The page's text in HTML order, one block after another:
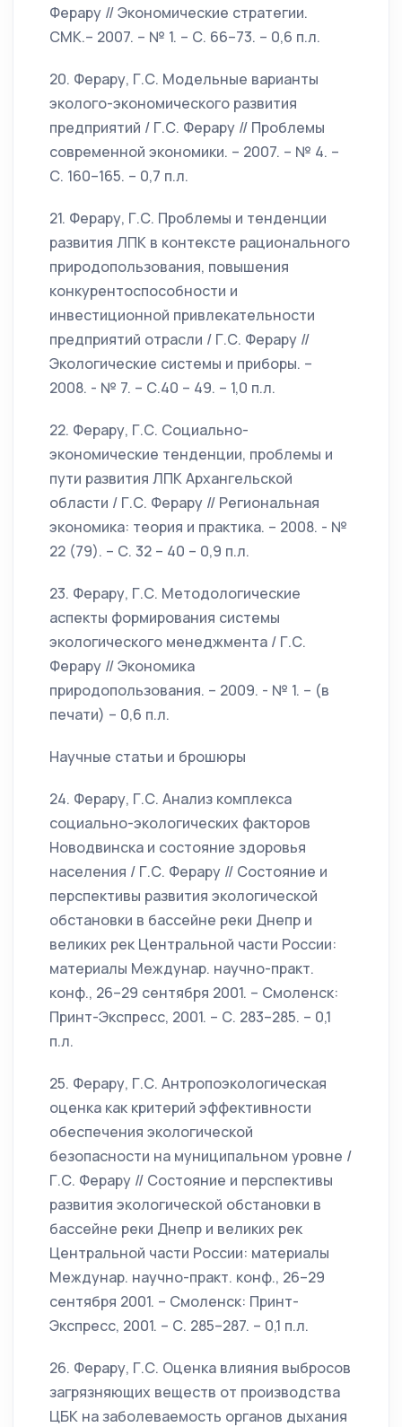
Ферару // Экономические стратегии.
СМК.– 2007. – № 1. – С. 66–73. – 0,6 п.л.
20. Ферару, Г.С. Модельные варианты
эколого-экономического развития
предприятий / Г.С. Ферару // Проблемы
современной экономики. – 2007. – № 4. –
С. 160–165. – 0,7 п.л.
21. Ферару, Г.С. Проблемы и тенденции
развития ЛПК в контексте рационального
природопользования, повышения
конкурентоспособности и
инвестиционной привлекательности
предприятий отрасли / Г.С. Ферару //
Экологические системы и приборы. –
2008. - № 7. – С.40 – 49. – 1,0 п.л.
22. Ферару, Г.С. Социально-
экономические тенденции, проблемы и
пути развития ЛПК Архангельской
области / Г.С. Ферару // Региональная
экономика: теория и практика. – 2008. - №
22 (79). – С. 32 – 40 – 0,9 п.л.
23. Ферару, Г.С. Методологические
аспекты формирования системы
экологического менеджмента / Г.С.
Ферару // Экономика
природопользования. – 2009. - № 1. – (в
печати) – 0,6 п.л.
Научные статьи и брошюры
24. Ферару, Г.С. Анализ комплекса
социально-экологических факторов
Новодвинска и состояние здоровья
населения / Г.С. Ферару // Состояние и
перспективы развития экологической
обстановки в бассейне реки Днепр и
великих рек Центральной части России:
материалы Междунар. научно-практ.
конф., 26–29 сентября 2001. – Смоленск:
Принт-Экспресс, 2001. – С. 283–285. – 0,1
п.л.
25. Ферару, Г.С. Антропоэкологическая
оценка как критерий эффективности
обеспечения экологической
безопасности на муниципальном уровне /
Г.С. Ферару // Состояние и перспективы
развития экологической обстановки в
бассейне реки Днепр и великих рек
Центральной части России: материалы
Междунар. научно-практ. конф., 26–29
сентября 2001. – Смоленск: Принт-
Экспресс, 2001. – С. 285–287. – 0,1 п.л.
26. Ферару, Г.С. Оценка влияния выбросов
загрязняющих веществ от производства
ЦБК на заболеваемость органов дыхания